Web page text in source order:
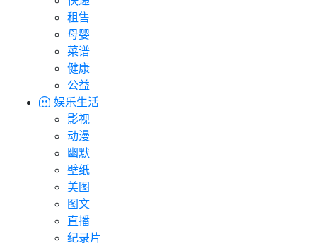
租售
母婴
菜谱
健康
公益
娱乐生活
影视
动漫
幽默
壁纸
美图
图文
直播
纪录片